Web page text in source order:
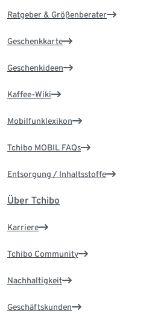
Ratgeber & Größenberater
Geschenkkarte
Geschenkideen
Kaffee-Wiki
Mobilfunklexikon
Tchibo MOBIL FAQs
Entsorgung / Inhaltsstoffe
Über Tchibo
Karriere
Tchibo Community
Nachhaltigkeit
Geschäftskunden